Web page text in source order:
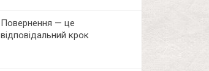
Повернення — це
відповідальний крок